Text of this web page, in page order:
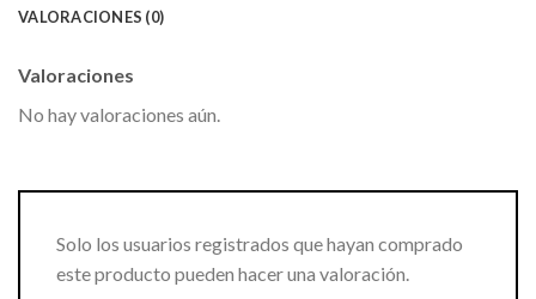
VALORACIONES (0)
Valoraciones
No hay valoraciones aún.
Solo los usuarios registrados que hayan comprado
este producto pueden hacer una valoración.